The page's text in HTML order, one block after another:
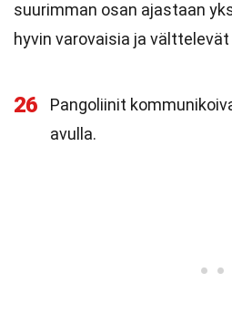
suurimman osan ajastaan
hyvin varovaisia ja
26
Pangoliinit
avulla.